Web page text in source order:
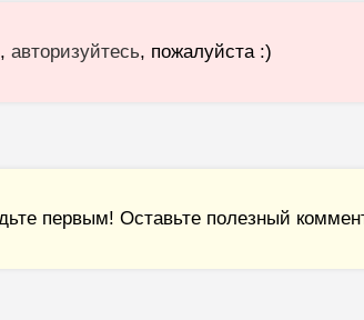
авторизуйтесь, пожалуйста :)
первым! Оставьте полезный